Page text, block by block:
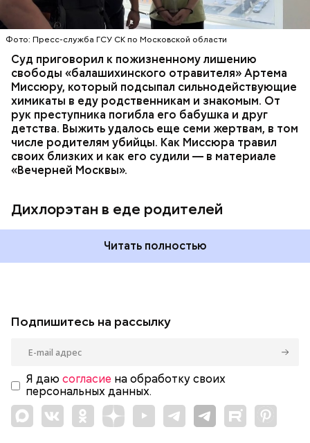
Фото: Пресс-служба ГСУ СК по Московской области
Суд приговорил к пожизненному лишению
свободы «балашихинского отравителя» Артема
Миссюру, который подсыпал сильнодействующие
химикаты в еду родственникам и знакомым. От
рук преступника погибла его бабушка и друг
детства. Выжить удалось еще семи жертвам, в том
числе родителям убийцы. Как Миссюра травил
своих близких и как его судили — в материале
«Вечерней Москвы».
Дихлорэтан в еде родителей
химикат дихлорэтан, который не мог попасть в
организм супругов случайно. То же самое вещество
нашли в еде, изъятой из квартиры пострадавших.
Читать полностью
Подпишитесь на рассылку
Я даю согласие на обработку своих
персональных данных.